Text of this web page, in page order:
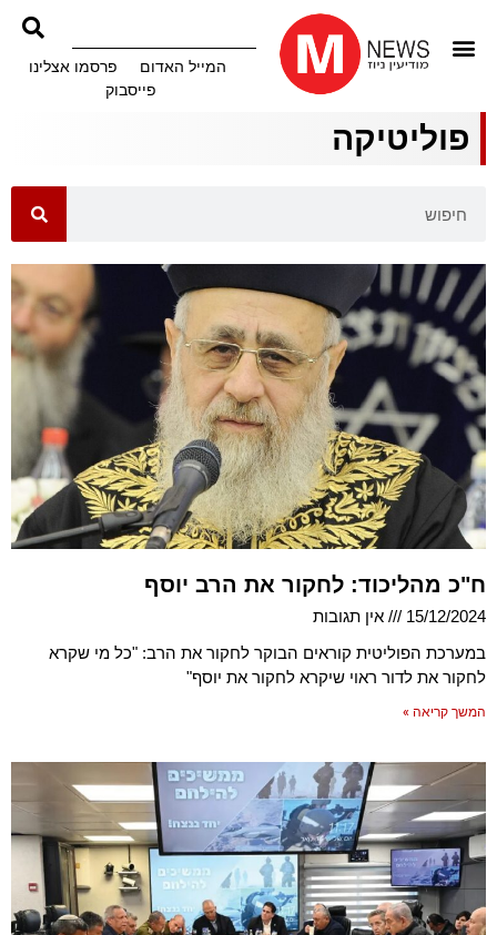
המייל האדום
פרסמו אצלינו
פייסבוק
פוליטיקה
ח"כ מהליכוד: לחקור את הרב יוסף
15/12/2024
אין תגובות
במערכת הפוליטית קוראים הבוקר לחקור את הרב: "כל מי שקרא
לחקור את לדור ראוי שיקרא לחקור את יוסף"
המשך קריאה »